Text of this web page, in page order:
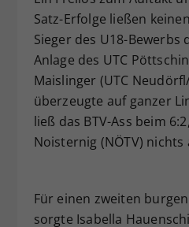
Satz-Erfolge ließen
Sieger des U18-
Anlage des UTC
Maislinger (UTC
überzeugte auf ganzer
ließ das BTV-Ass beim
Noisternig (NÖTV)
Für einen zweiten
sorgte Isabella
Zweck
Dieser Wert
zufällig
historische
Webseiten-
hat.